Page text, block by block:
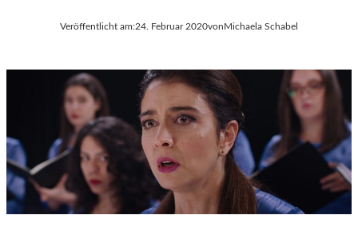
Veröffentlicht am:24. Februar 2020vonMichaela Schabel